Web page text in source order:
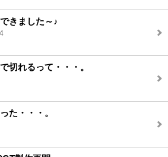
きました～♪
切れるって・・・。
た・・・。